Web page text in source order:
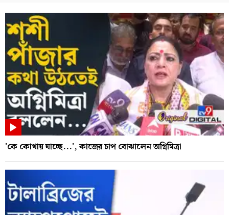
'কে কোথায় যাচ্ছে...', কাজের চাপ বোঝালেন অগ্নিমিত্রা